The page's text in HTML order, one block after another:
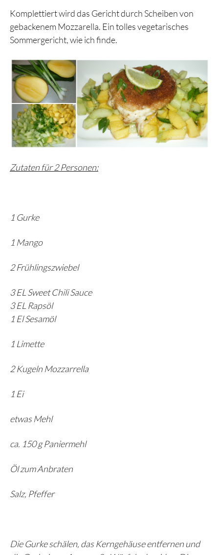
Komplettiert wird das Gericht durch Scheiben von
gebackenem Mozzarella. Ein tolles vegetarisches
Sommergericht, wie ich finde.
Zutaten für 2 Personen:
1 Gurke
1 Mango
2 Frühlingszwiebel
3 EL Sweet Chili Sauce
3 EL Rapsöl
1 El Sesamöl
1 Limette
2 Kugeln Mozzarrella
1 Ei
etwas Mehl
ca. 150 g Paniermehl
Öl zum Anbraten
Salz, Pfeffer
Die Gurke schälen, das Kerngehäuse entfernen und